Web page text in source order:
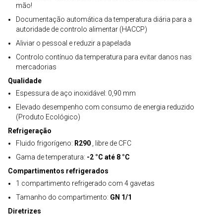
mão!
Documentação automática da temperatura diária para a
autoridade de controlo alimentar (HACCP)
Aliviar o pessoal e reduzir a papelada
Controlo contínuo da temperatura para evitar danos nas
mercadorias
Qualidade
Espessura de aço inoxidável: 0,90 mm
Elevado desempenho com consumo de energia reduzido
(Produto Ecológico)
Refrigeração
Fluido frigorígeno: R290
, libre de CFC
Gama de temperatura: -2 °C até 8 °C
Compartimentos refrigerados
1 compartimento refrigerado com 4 gavetas
Tamanho do compartimento: GN 1/1
Diretrizes